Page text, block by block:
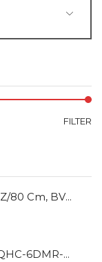
FILTER
Podstava - Otvorená NEREZ/80 Cm, BV68
Obchodná Počítacia Váha QHC-6DMR-EC